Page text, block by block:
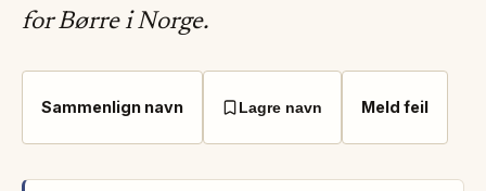
for Børre i Norge.
Sammenlign navn Lagre navn Meld feil